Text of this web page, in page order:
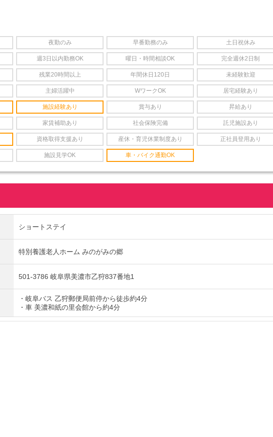
夜勤のみ 早番勤務のみ 土日祝休み
週3日以内勤務OK 曜日・時間相談OK 完全週休2日制
残業20時間以上 年間休日120日 未経験歓迎
主婦活躍中 WワークOK 居宅経験あり
施設経験あり 賞与あり 昇給あり
家賃補助あり 社会保険完備 託児施設あり
資格取得支援あり 産休・育児休業制度あり 正社員登用あり
施設見学OK 車・バイク通勤OK
ショートステイ
特別養護老人ホーム みのがみの郷
501-3786 岐阜県美濃市乙狩837番地1
・岐阜バス 乙狩郵便局前停から徒歩約4分
・車 美濃和紙の里会館から約4分